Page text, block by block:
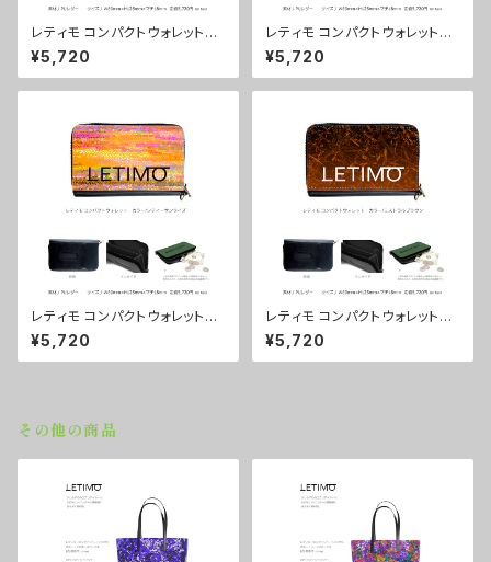
レティモ コンパクトウォレット
カラー/ブレインズカーキ ■配
送まで3週間
¥5,720
レティモ コンパクトウォレット
カラー/センスブラック ■配送
まで3週間
¥5,720
レティモ コンパクトウォレット
カラー/シティーサンライズ ■
配送まで3週間
¥5,720
レティモ コンパクトウォレット
カラー/ミストラルブラウン ■
配送まで3週間
¥5,720
その他の商品